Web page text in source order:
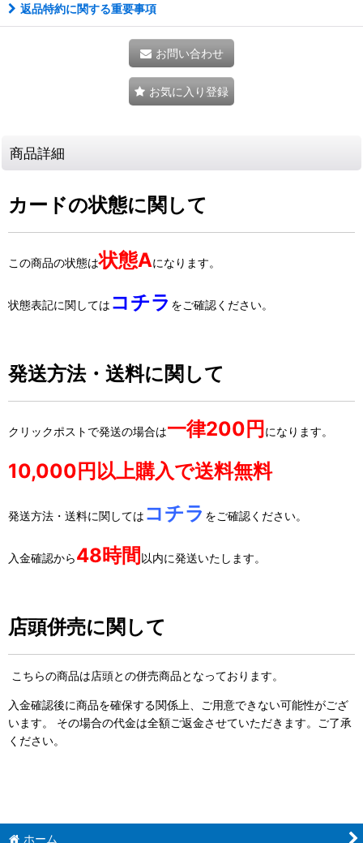
返品特約に関する重要事項
お問い合わせ
お気に入り登録
商品詳細
カードの状態に関して
この商品の状態は状態Aになります。
状態表記に関しては コチラ をご確認ください。
発送方法・送料に関して
クリックポストで発送の場合は一律200円 になります。
10,000円以上購入で送料無料
発送方法・送料に関しては コチラ をご確認ください。
入金確認から48時間 以内に発送いたします。
店頭併売に関して
こちらの商品は店頭との併売商品となっております。
入金確認後に商品を確保する関係上、ご用意できない可能性がござ
います。 その場合の代金は全額ご返金させていただきます。ご了承
ください。
ホーム